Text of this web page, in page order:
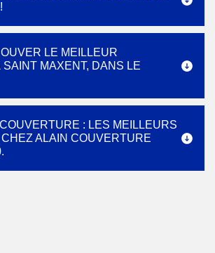
LE MEILLEUR
MAXENT, DANS LE
: LES MEILLEURS
ALAIN COUVERTURE